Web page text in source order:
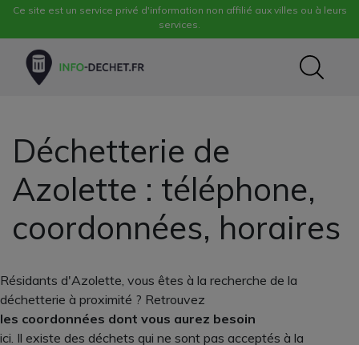
Ce site est un service privé d'information non affilié aux villes ou à leurs
services.
Déchetterie de
Azolette : téléphone,
coordonnées, horaires
Résidants d'Azolette, vous êtes à la recherche de la
déchetterie à proximité ? Retrouvez
les coordonnées dont vous aurez besoin
ici. Il existe des déchets qui ne sont pas acceptés à la